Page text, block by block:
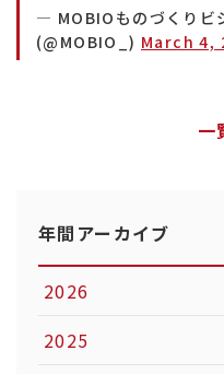
— MOBIOものづくりビ
(@MOBIO_) March 4,
一
年間アーカイブ
2026
2025